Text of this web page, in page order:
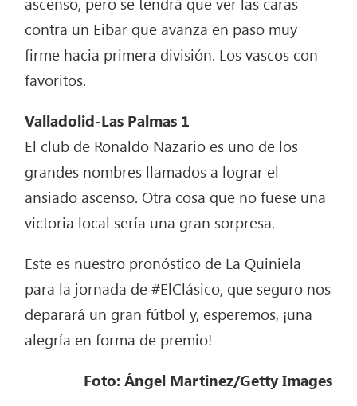
contra un Eibar que avanza en paso muy
firme hacia primera división. Los vascos con
favoritos.
Valladolid-Las Palmas 1
El club de Ronaldo Nazario es uno de los
grandes nombres llamados a lograr el
ansiado ascenso. Otra cosa que no fuese una
victoria local sería una gran sorpresa.
Este es nuestro pronóstico de La Quiniela
para la jornada de #ElClásico, que seguro nos
deparará un gran fútbol y, esperemos, ¡una
alegría en forma de premio!
Foto: Ángel Martinez/Getty Images